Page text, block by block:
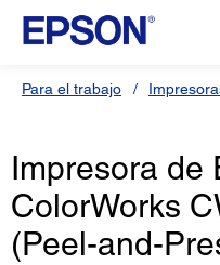
Para el trabajo
Impresora de
ColorWorks
(Peel-and-